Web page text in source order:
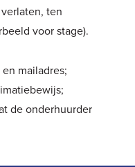
ten
voor stage).
mailadres;
de onderhuurder